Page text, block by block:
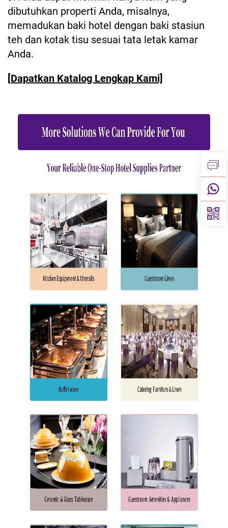
dibutuhkan properti Anda, misalnya,
memadukan baki hotel dengan baki stasiun
teh dan kotak tisu sesuai tata letak kamar
Anda.
[Dapatkan Katalog Lengkap Kami]